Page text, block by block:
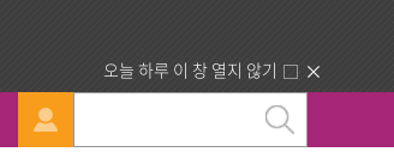
오늘 하루 이 창 열지 않기